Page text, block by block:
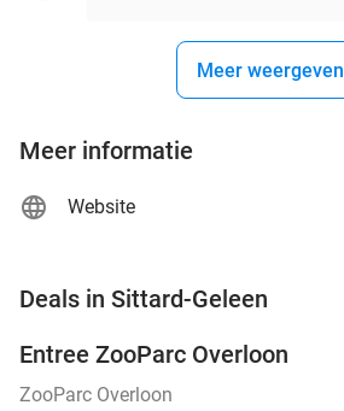
Meer weergeven
Meer informatie
Website
Deals in Sittard-Geleen
TODAY
Entree ZooParc Overloon
ZooParc Overloon